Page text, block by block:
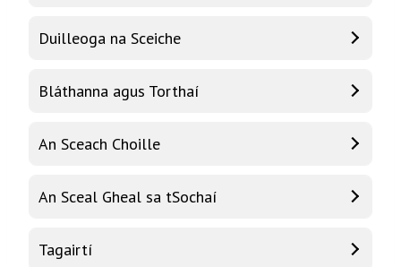
Duilleoga na Sceiche
Bláthanna agus Torthaí
An Sceach Choille
An Sceal Gheal sa tSochaí
Tagairtí